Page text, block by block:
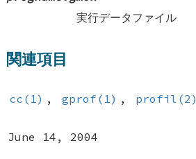
実行データファイル
関連項目
cc(1) , gprof(1) , profil(2)
June 14, 2004